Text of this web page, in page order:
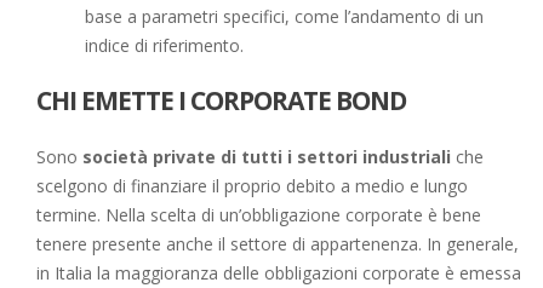
base a parametri specifici, come l’andamento di un
indice di riferimento.
CHI EMETTE I CORPORATE BOND
Sono società private di tutti i settori industriali che
scelgono di finanziare il proprio debito a medio e lungo
termine. Nella scelta di un’obbligazione corporate è bene
tenere presente anche il settore di appartenenza. In generale,
in Italia la maggioranza delle obbligazioni corporate è emessa